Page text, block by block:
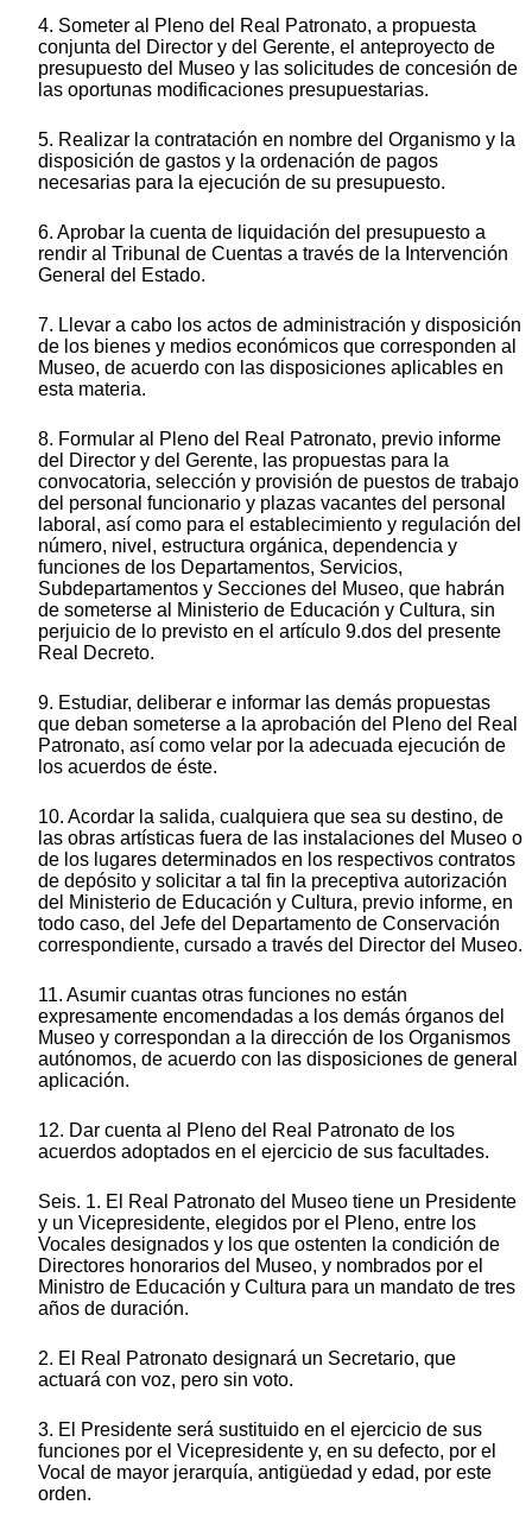
4. Someter al Pleno del Real Patronato, a propuesta
conjunta del Director y del Gerente, el anteproyecto de
presupuesto del Museo y las solicitudes de concesión de
las oportunas modificaciones presupuestarias.
5. Realizar la contratación en nombre del Organismo y la
disposición de gastos y la ordenación de pagos
necesarias para la ejecución de su presupuesto.
6. Aprobar la cuenta de liquidación del presupuesto a
rendir al Tribunal de Cuentas a través de la Intervención
General del Estado.
7. Llevar a cabo los actos de administración y disposición
de los bienes y medios económicos que corresponden al
Museo, de acuerdo con las disposiciones aplicables en
esta materia.
8. Formular al Pleno del Real Patronato, previo informe
del Director y del Gerente, las propuestas para la
convocatoria, selección y provisión de puestos de trabajo
del personal funcionario y plazas vacantes del personal
laboral, así como para el establecimiento y regulación del
número, nivel, estructura orgánica, dependencia y
funciones de los Departamentos, Servicios,
Subdepartamentos y Secciones del Museo, que habrán
de someterse al Ministerio de Educación y Cultura, sin
perjuicio de lo previsto en el artículo 9.dos del presente
Real Decreto.
9. Estudiar, deliberar e informar las demás propuestas
que deban someterse a la aprobación del Pleno del Real
Patronato, así como velar por la adecuada ejecución de
los acuerdos de éste.
10. Acordar la salida, cualquiera que sea su destino, de
las obras artísticas fuera de las instalaciones del Museo o
de los lugares determinados en los respectivos contratos
de depósito y solicitar a tal fin la preceptiva autorización
del Ministerio de Educación y Cultura, previo informe, en
todo caso, del Jefe del Departamento de Conservación
correspondiente, cursado a través del Director del Museo.
11. Asumir cuantas otras funciones no están
expresamente encomendadas a los demás órganos del
Museo y correspondan a la dirección de los Organismos
autónomos, de acuerdo con las disposiciones de general
aplicación.
12. Dar cuenta al Pleno del Real Patronato de los
acuerdos adoptados en el ejercicio de sus facultades.
Seis. 1. El Real Patronato del Museo tiene un Presidente
y un Vicepresidente, elegidos por el Pleno, entre los
Vocales designados y los que ostenten la condición de
Directores honorarios del Museo, y nombrados por el
Ministro de Educación y Cultura para un mandato de tres
años de duración.
2. El Real Patronato designará un Secretario, que
actuará con voz, pero sin voto.
3. El Presidente será sustituido en el ejercicio de sus
funciones por el Vicepresidente y, en su defecto, por el
Vocal de mayor jerarquía, antigüedad y edad, por este
orden.